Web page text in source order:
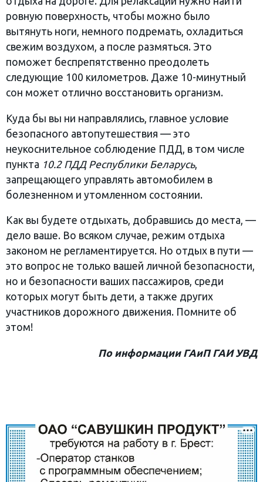
ровную поверхность, чтобы можно было
вытянуть ноги, немного подремать, охладиться
свежим воздухом, а после размяться. Это
поможет беспрепятственно преодолеть
следующие 100 километров. Даже 10-минутный
сон может отлично восстановить организм.
Куда бы вы ни направлялись, главное условие
безопасного автопутешествия — это
неукоснительное соблюдение ПДД, в том числе
пункта 10.2 ПДД Республики Беларусь,
запрещающего управлять автомобилем в
болезненном и утомленном состоянии.
Как вы будете отдыхать, добравшись до места, —
дело ваше. Во всяком случае, режим отдыха
законом не регламентируется. Но отдых в пути —
это вопрос не только вашей личной безопасности,
но и безопасности ваших пассажиров, среди
которых могут быть дети, а также других
участников дорожного движения. Помните об
этом!
По информации ГАиП ГАИ УВД